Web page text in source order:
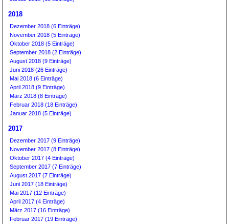
2018
Dezember 2018 (6 Einträge)
November 2018 (5 Einträge)
Oktober 2018 (5 Einträge)
September 2018 (2 Einträge)
August 2018 (9 Einträge)
Juni 2018 (26 Einträge)
Mai 2018 (6 Einträge)
April 2018 (9 Einträge)
März 2018 (8 Einträge)
Februar 2018 (18 Einträge)
Januar 2018 (5 Einträge)
2017
Dezember 2017 (9 Einträge)
November 2017 (8 Einträge)
Oktober 2017 (4 Einträge)
September 2017 (7 Einträge)
August 2017 (7 Einträge)
Juni 2017 (18 Einträge)
Mai 2017 (12 Einträge)
April 2017 (4 Einträge)
März 2017 (16 Einträge)
Februar 2017 (19 Einträge)